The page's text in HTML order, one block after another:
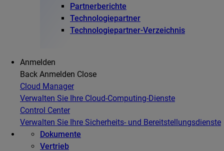
Partnerberichte
Technologiepartner
Technologiepartner-Verzeichnis
Anmelden
Back Anmelden Close
Cloud Manager
Verwalten Sie Ihre Cloud-Computing-Dienste
Control Center
Verwalten Sie Ihre Sicherheits- und Bereitstellungsdienste
Dokumente
Vertrieb